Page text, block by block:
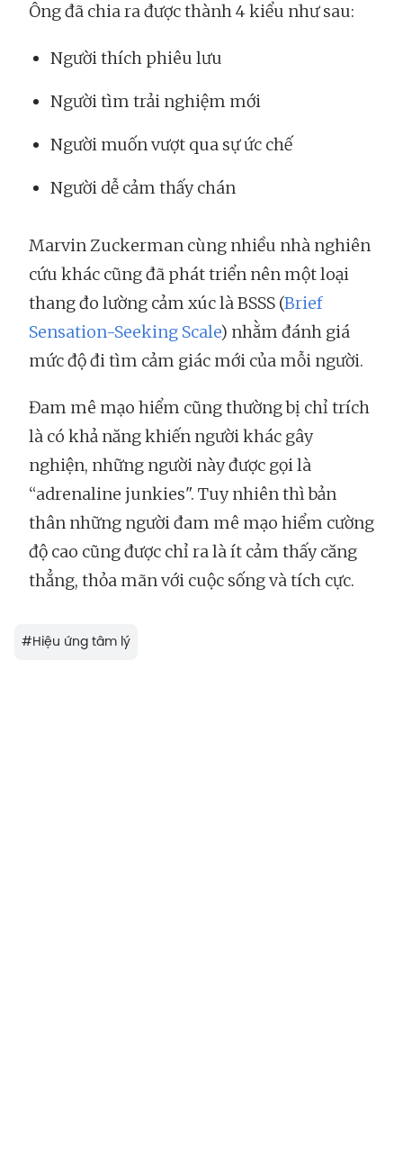
Ông đã chia ra được thành 4 kiểu như sau:
Người thích phiêu lưu
Người tìm trải nghiệm mới
Người muốn vượt qua sự ức chế
Người dễ cảm thấy chán
Marvin Zuckerman cùng nhiều nhà nghiên
cứu khác cũng đã phát triển nên một loại
thang đo lường cảm xúc là BSSS (Brief
Sensation-Seeking Scale) nhằm đánh giá
mức độ đi tìm cảm giác mới của mỗi người.
Đam mê mạo hiểm cũng thường bị chỉ trích
là có khả năng khiến người khác gây
nghiện, những người này được gọi là
“adrenaline junkies". Tuy nhiên thì bản
thân những người đam mê mạo hiểm cường
độ cao cũng được chỉ ra là ít cảm thấy căng
thẳng, thỏa mãn với cuộc sống và tích cực.
#Hiệu ứng tâm lý